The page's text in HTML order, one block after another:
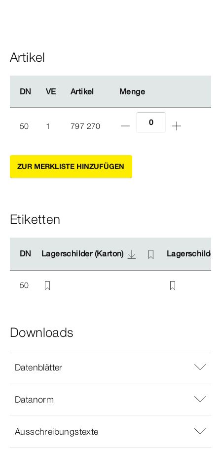
Artikel
DN VE Artikel Menge
DN VE Artikel Menge
50 1 797 270
ZUR MERKLISTE HINZUFÜGEN
Etiketten
DN Lagerschilder (Karton) Lagerschilder
DN Lagerschilder (Karton) Lagerschilder
50
Downloads
Datenblätter
Datanorm
Ausschreibungstexte